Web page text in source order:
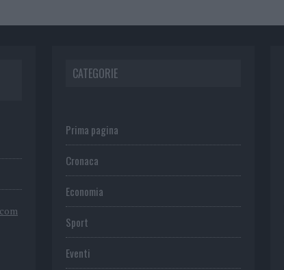
CATEGORIE
Prima pagina
Cronaca
Economia
Sport
Eventi